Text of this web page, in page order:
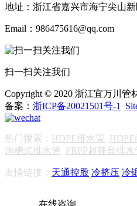
地址：浙江省嘉兴市海宁尖山
Email：986475616@qq.com
扫一扫关注我们
Copyright © 2020 浙江宜万川
备案： 浙ICP备20021501号-1
热门搜索： HDPE排水管
沟槽式排水管 FRPP超静音排水
友情链接： 天通控股 冷挤压 冷